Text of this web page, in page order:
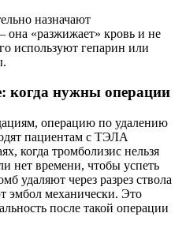
назначают
«разжижает» кровь и не
используют гепарин или
когда нужны операции
операцию по удалению
пациентам с ТЭЛА
когда тромболизис нельзя
нет времени, чтобы успеть
удаляют через разрез ствола
эмбол механически. Это
после такой операции